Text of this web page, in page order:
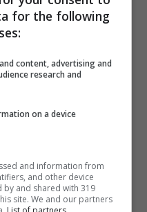
notizie
for the following
content, advertising and
research and
on a device
and information from
and other device
by and shared with 319
site. We and our partners